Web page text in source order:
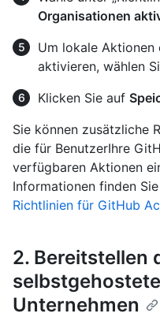
Organisationen
Um lokale
aktivieren, wählen
Klicken Sie auf
Sie können zusätzliche
die für BenutzerIhre
verfügbaren Aktionen
Informationen finden
Richtlinien für GitHub
2. Bereitstellen
Unternehmen